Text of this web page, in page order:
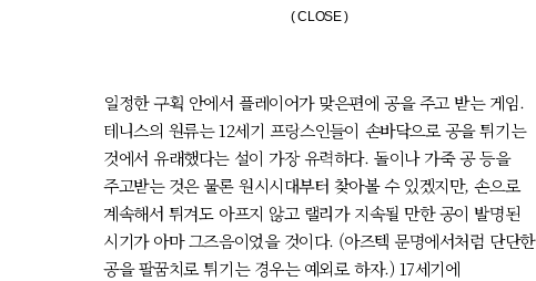
( CLOSE )
일정한 구획 안에서 플레이어가 맞은편에 공을 주고 받는 게임.
테니스의 원류는 12세기 프랑스인들이 손바닥으로 공을 튀기는
것에서 유래했다는 설이 가장 유력하다. 돌이나 가죽 공 등을
주고받는 것은 물론 원시시대부터 찾아볼 수 있겠지만, 손으로
계속해서 튀겨도 아프지 않고 랠리가 지속될 만한 공이 발명된
시기가 아마 그즈음이었을 것이다. (아즈텍 문명에서처럼 단단한
공을 팔꿈치로 튀기는 경우는 예외로 하자.) 17세기에